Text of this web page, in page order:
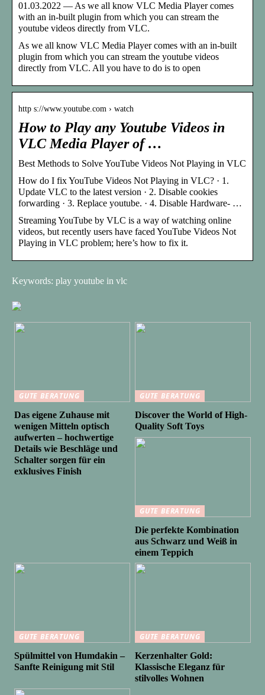
01.03.2022 — As we all know VLC Media Player comes
with an in-built plugin from which you can stream the
youtube videos directly from VLC.
As we all know VLC Media Player comes with an in-built
plugin from which you can stream the youtube videos
directly from VLC. All you have to do is to open
http s://www.youtube.com › watch
How to Play any Youtube Videos in
VLC Media Player of …
Best Methods to Solve YouTube Videos Not Playing in VLC
How do I fix YouTube Videos Not Playing in VLC? · 1.
Update VLC to the latest version · 2. Disable cookies
forwarding · 3. Replace youtube. · 4. Disable Hardware- …
Streaming YouTube by VLC is a way of watching online
videos, but recently users have faced YouTube Videos Not
Playing in VLC problem; here’s how to fix it.
Keywords: play youtube in vlc
GUTE BERATUNG
Das eigene Zuhause mit
wenigen Mitteln optisch
aufwerten – hochwertige
Details wie Beschläge und
Schalter sorgen für ein
exklusives Finish
GUTE BERATUNG
Discover the World of High-
Quality Soft Toys
GUTE BERATUNG
Die perfekte Kombination
aus Schwarz und Weiß in
einem Teppich
GUTE BERATUNG
Spülmittel von Humdakin –
Sanfte Reinigung mit Stil
GUTE BERATUNG
Kerzenhalter Gold:
Klassische Eleganz für
stilvolles Wohnen